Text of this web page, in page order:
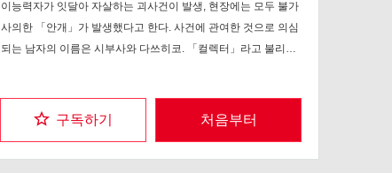
구독하기 처음부터
이능력자가 잇달아 자살하는 괴사건이 발생, 현장에는 모두 불가
사의한 「안개」가 발생했다고 한다. 사건에 관여한 것으로 의심
되는 남자의 이름은 시부사와 다쓰히코. 「컬렉터」라고 불리는,
무시무시한 악몽에 휩쓸리려 하고 있다――. 「문호 스트레이독